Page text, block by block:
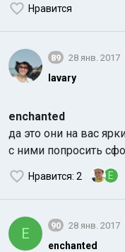
Нравится
89 28 янв. 2017
lavary
enchanted
да это они на вас
с ними попросить
Нравится: 2 E
E 90 28 янв. 2017
enchanted